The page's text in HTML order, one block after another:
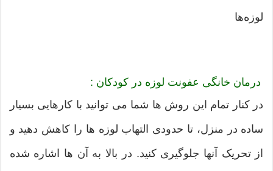
لوزه‌ها
درمان خانگی عفونت لوزه در کودکان :
در کنار تمام این روش ها شما می توانید با کارهایی بسیار
ساده در منزل، تا حدودی التهاب لوزه ها را کاهش دهید و
از تحریک آنها جلوگیری کنید. در بالا به آن ها اشاره شده